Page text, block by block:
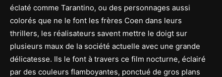
éclaté comme Tarantino, ou des personnages aussi
colorés que ne le font les frères Coen dans leurs
thrillers, les réalisateurs savent mettre le doigt sur
plusieurs maux de la société actuelle avec une grande
délicatesse. Ils le font à travers ce film nocturne, éclairé
par des couleurs flamboyantes, ponctué de gros plans